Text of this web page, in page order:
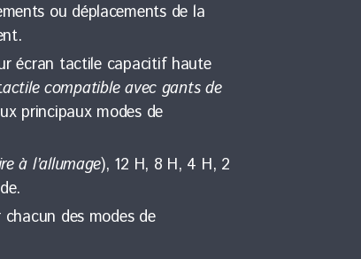
ou déplacements de la
écran tactile capacitif haute
actile compatible avec gants de
principaux modes de
à l’allumage), 12 H, 8 H, 4 H, 2
des modes de